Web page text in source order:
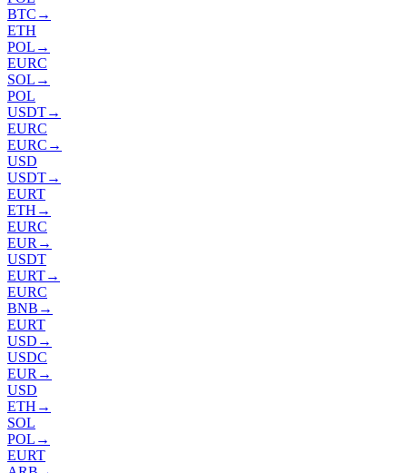
BTC →
ETH
POL →
EURC
SOL →
POL
USDT→
EURC
EURC →
USD
USDT→
EURT
ETH →
EURC
EUR →
USDT
EURT→
EURC
BNB →
EURT
USD →
USDC
EUR →
USD
ETH →
SOL
POL →
EURT